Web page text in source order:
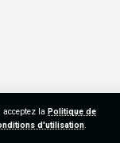
acceptez la Politique de
d'utilisation.
Maghrébin, All